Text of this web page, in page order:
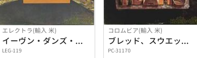
エレクトラ(輸入 米)
イーヴン・ダンズ・ジャグ・バンド「ソング・オブ・ザ・サザン～
LEG-119
コロムビア(輸入 米)
ブレッド、スウエット&ティアーズ「グレイテスト・ヒット」
PC-31170